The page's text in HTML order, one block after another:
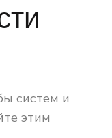
систем и
этим